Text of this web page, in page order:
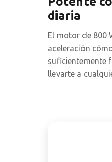
diaria
El motor de 800
aceleración
suficientemente
llevarte a